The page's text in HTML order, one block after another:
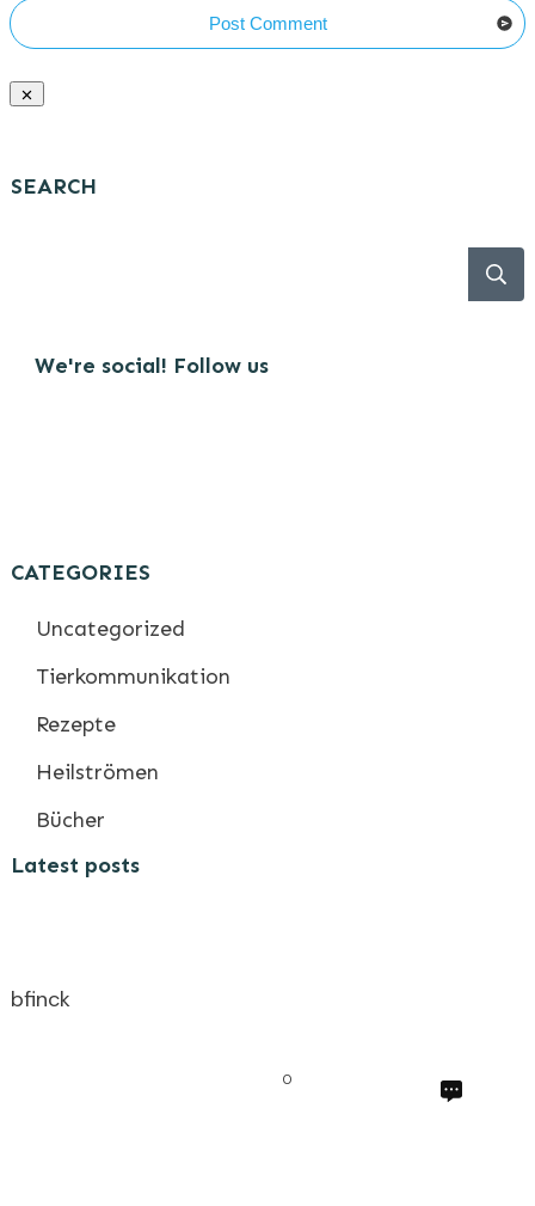
Post Comment
SEARCH
We're social! Follow us
CATEGORIES
Uncategorized
Tierkommunikation
Rezepte
Heilströmen
Bücher
Latest posts
bfinck
0